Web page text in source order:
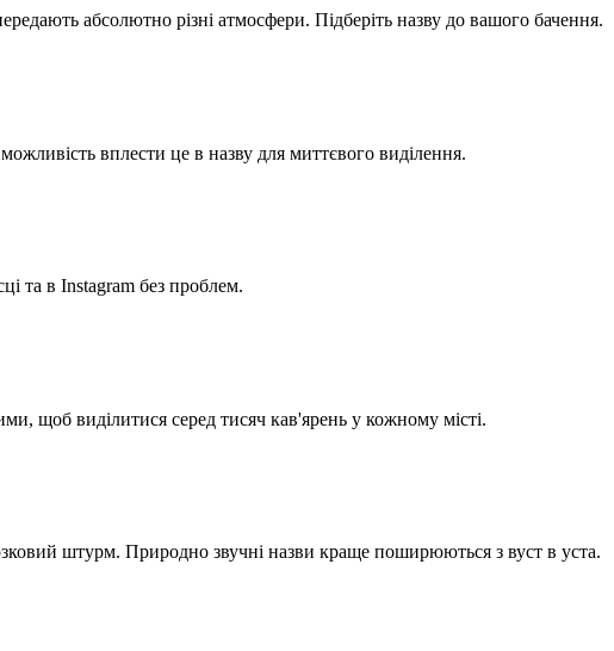
абсолютно різні атмосфери. Підберіть назву до вашого бачення.
вплести це в назву для миттєвого виділення.
та в Instagram без проблем.
щоб виділитися серед тисяч кав'ярень у кожному місті.
штурм. Природно звучні назви краще поширюються з вуст в уста.